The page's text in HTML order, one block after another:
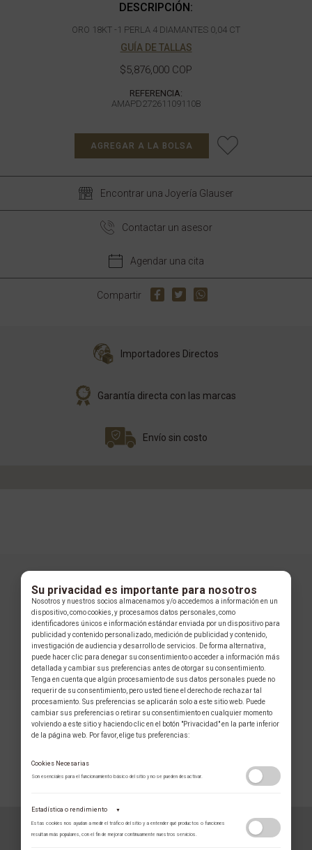
DESCRIPCIÓN:
ORO 18KT -1 PERLA 4 DIAMANTES 0,04 CT
GUÍA DE TALLAS
$5,876,000 COP
REFERENCIA:
AMAPD27261109110B
AGREGAR A LA BOLSA
Encontrar una Joyería Glauser
Contactar un asesor
Agendar una cita
Compartir
Importadores Directos
Garantía directa con las marcas
Envío sin costo
Su privacidad es importante para nosotros
Nosotros y nuestros socios almacenamos y/o accedemos a información en un
dispositivo, como cookies, y procesamos datos personales, como
identificadores únicos e información estándar enviada por un dispositivo para
publicidad y contenido personalizado, medición de publicidad y contenido,
investigación de audiencia y desarrollo de servicios. De forma alternativa,
puede hacer clic para denegar su consentimiento o acceder a información más
detallada y cambiar sus preferencias antes de otorgar su consentimiento.
Tenga en cuenta que algún procesamiento de sus datos personales puede no
requerir de su consentimiento, pero usted tiene el derecho de rechazar tal
procesamiento. Sus preferencias se aplicarán solo a este sitio web. Puede
cambiar sus preferencias o retirar su consentimiento en cualquier momento
volviendo a este sitio y haciendo clic en el botón "Privacidad" en la parte inferior
de la página web. Por favor, elige tus preferencias:
Cookies Necesarias
Son esenciales para el funcionamiento básico del sitio y no se pueden desactivar.
Estadística o rendimiento ▼
Estas cookies nos ayudan a medir el tráfico del sitio y a entender qué productos o funciones
resultan más populares, con el fin de mejorar continuamente nuestros servicios.